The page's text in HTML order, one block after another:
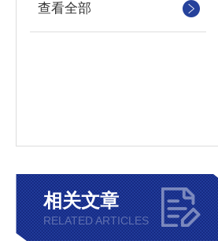
查看全部
相关文章
RELATED ARTICLES